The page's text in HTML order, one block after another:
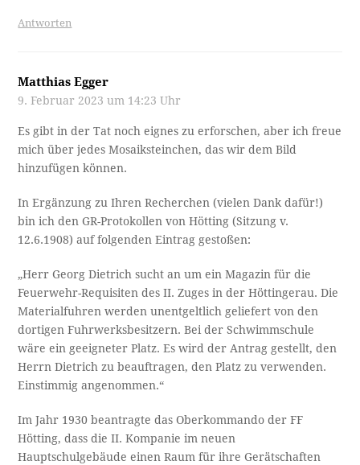
Antworten
Matthias Egger
9. Februar 2023 um 14:23 Uhr
Es gibt in der Tat noch eignes zu erforschen, aber ich freue
mich über jedes Mosaiksteinchen, das wir dem Bild
hinzufügen können.
In Ergänzung zu Ihren Recherchen (vielen Dank dafür!)
bin ich den GR-Protokollen von Hötting (Sitzung v.
12.6.1908) auf folgenden Eintrag gestoßen:
„Herr Georg Dietrich sucht an um ein Magazin für die
Feuerwehr-Requisiten des II. Zuges in der Höttingerau. Die
Materialfuhren werden unentgeltlich geliefert von den
dortigen Fuhrwerksbesitzern. Bei der Schwimmschule
wäre ein geeigneter Platz. Es wird der Antrag gestellt, den
Herrn Dietrich zu beauftragen, den Platz zu verwenden.
Einstimmig angenommen.“
Im Jahr 1930 beantragte das Oberkommando der FF
Hötting, dass die II. Kompanie im neuen
Hauptschulgebäude einen Raum für ihre Gerätschaften